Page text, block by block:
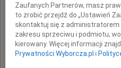
dla rodziny i przyjaciół
Zaufanych Partnerów, masz
to zrobić przejdź do „Ustawień
skontaktuj się z administratorem
zakresu sprzeciwu i podmiotu,
kierowany. Więcej informacji
Prywatności Wyborcza.pl i